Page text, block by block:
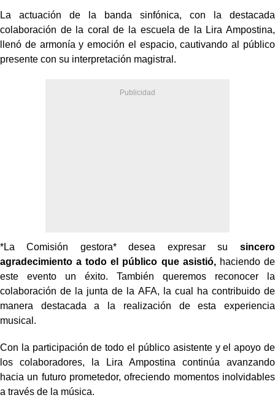
La actuación de la banda sinfónica, con la destacada
colaboración de la coral de la escuela de la Lira Ampostina,
llenó de armonía y emoción el espacio, cautivando al público
presente con su interpretación magistral.
*La Comisión gestora* desea expresar su sincero
agradecimiento a todo el público que asistió,haciendo de
este evento un éxito. También queremos reconocer la
colaboración de la junta de la AFA, la cual ha contribuido de
manera destacada a la realización de esta experiencia
musical.
Con la participación de todo el público asistente y el apoyo de
los colaboradores, la Lira Ampostina continúa avanzando
hacia un futuro prometedor, ofreciendo momentos inolvidables
a través de la música.